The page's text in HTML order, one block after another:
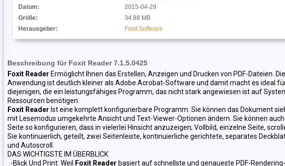
Datum:
2015-04-29
Größe:
34.88 MB
Herausgeber:
Foxit Software
Beschreibung für Foxit Reader 7.1.5.0425
Foxit Reader Ermöglicht Ihnen das Erstellen, Anzeigen und Drucken von PDF-Dateien. Die
Anwendung ist deutlich kleiner als Adobe Acrobat-Software und damit macht es ideal
diejenigen, die ein leistungsfähiges Programm, das nicht stark angewiesen ist auf
Ressourcen benötigen.
Foxit Reader Ist eine komplett konfigurierbare Programm. Sie können das Dokument
mit Lesemodus umgekehrte Ansicht und Text-Viewer-Optionen ändern. Sie können auch
Seite so konfigurieren, dass in vielerlei Hinsicht anzuzeigen; Vollbild, einzelne Seite,
Sie kontinuierlich, geteilt, zwei Seitenleiste, kontinuierliche gerichtete, separates
und Autoscroll.
DAS WICHTIGSTE IM ÜBERBLICK
-Blick Und Print: Weil
Foxit Reader basiert auf schnellste und genaueste PDF-Rendering-